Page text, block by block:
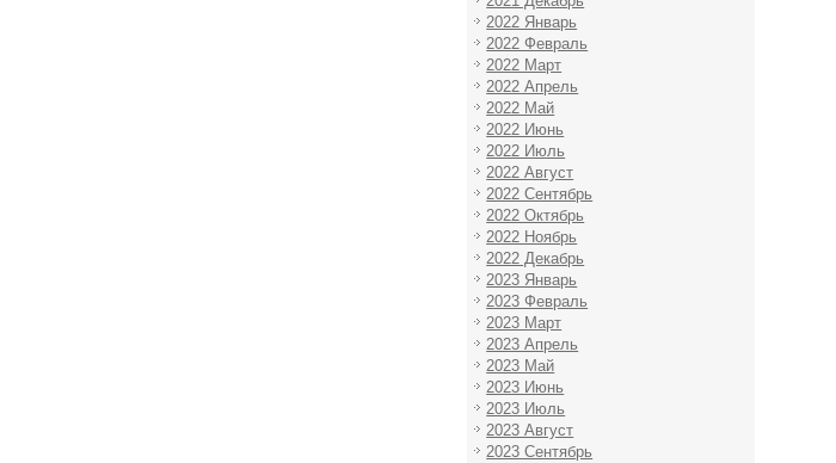
2022 Январь
2022 Февраль
2022 Март
2022 Апрель
2022 Май
2022 Июнь
2022 Июль
2022 Август
2022 Сентябрь
2022 Октябрь
2022 Ноябрь
2022 Декабрь
2023 Январь
2023 Февраль
2023 Март
2023 Апрель
2023 Май
2023 Июнь
2023 Июль
2023 Август
2023 Сентябрь